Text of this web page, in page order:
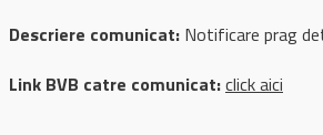
Descriere comunicat: Notificare prag
Link BVB catre comunicat:click aici